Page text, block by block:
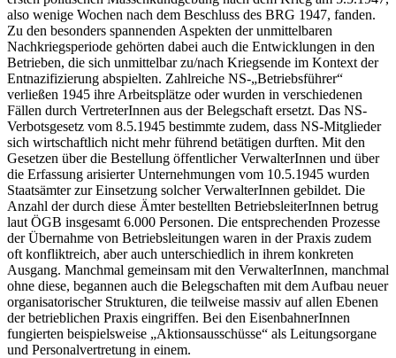
also wenige Wochen nach dem Beschluss des BRG 1947, fanden.
Zu den besonders spannenden Aspekten der unmittelbaren
Nachkriegsperiode gehörten dabei auch die Entwicklungen in den
Betrieben, die sich unmittelbar zu/nach Kriegsende im Kontext der
Entnazifizierung abspielten. Zahlreiche NS-„Betriebsführer“
verließen 1945 ihre Arbeitsplätze oder wurden in verschiedenen
Fällen durch VertreterInnen aus der Belegschaft ersetzt. Das NS-
Verbotsgesetz vom 8.5.1945 bestimmte zudem, dass NS-Mitglieder
sich wirtschaftlich nicht mehr führend betätigen durften. Mit den
Gesetzen über die Bestellung öffentlicher VerwalterInnen und über
die Erfassung arisierter Unternehmungen vom 10.5.1945 wurden
Staatsämter zur Einsetzung solcher VerwalterInnen gebildet. Die
Anzahl der durch diese Ämter bestellten BetriebsleiterInnen betrug
laut ÖGB insgesamt 6.000 Personen. Die entsprechenden Prozesse
der Übernahme von Betriebsleitungen waren in der Praxis zudem
oft konfliktreich, aber auch unterschiedlich in ihrem konkreten
Ausgang. Manchmal gemeinsam mit den VerwalterInnen, manchmal
ohne diese, begannen auch die Belegschaften mit dem Aufbau neuer
organisatorischer Strukturen, die teilweise massiv auf allen Ebenen
der betrieblichen Praxis eingriffen. Bei den EisenbahnerInnen
fungierten beispielsweise „Aktionsausschüsse“ als Leitungsorgane
und Personalvertretung in einem.